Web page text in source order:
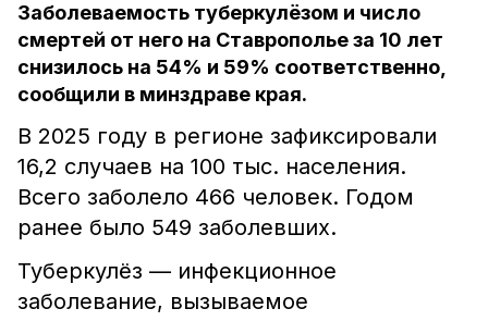
Заболеваемость туберкулёзом и число
смертей от него на Ставрополье за 10 лет
снизилось на 54% и 59% соответственно,
сообщили в минздраве края.
В 2025 году в регионе зафиксировали
16,2 случаев на 100 тыс. населения.
Всего заболело 466 человек. Годом
ранее было 549 заболевших.
Туберкулёз — инфекционное
заболевание, вызываемое